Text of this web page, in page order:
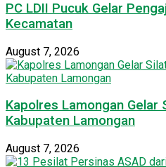
PC LDII Pucuk Gelar
Kecamatan
August 7, 2026
Kapolres Lamongan Gelar
Kabupaten Lamongan
August 7, 2026